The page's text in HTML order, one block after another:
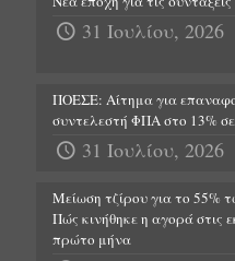
31 Ιουλίου, 2026
ΠΟΕΣΕ: Αίτημα για
συντελεστή ΦΠΑ στο 13%
31 Ιουλίου, 2026
Μείωση τζίρου για το 55%
Πώς κινήθηκε η αγορά στις
πρώτο μήνα